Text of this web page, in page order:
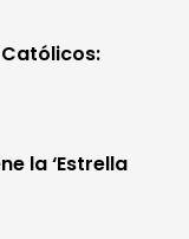
la ‘Estrella